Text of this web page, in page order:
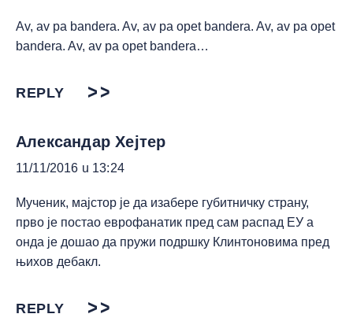
Av, av pa bandera. Av, av pa opet bandera. Av, av pa opet
bandera. Av, av pa opet bandera…
REPLY
Александар Хејтер
11/11/2016 u 13:24
Мученик, мајстор је да изабере губитничку страну,
прво је постао еврофанатик пред сам распад ЕУ а
онда је дошао да пружи подршку Клинтоновима пред
њихов дебакл.
REPLY